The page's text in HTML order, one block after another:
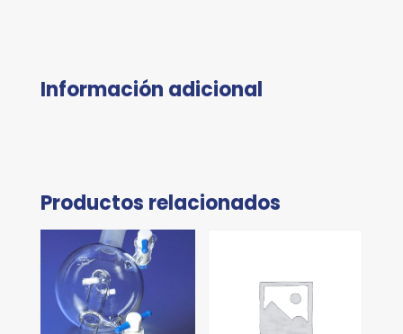
Información adicional
Productos relacionados